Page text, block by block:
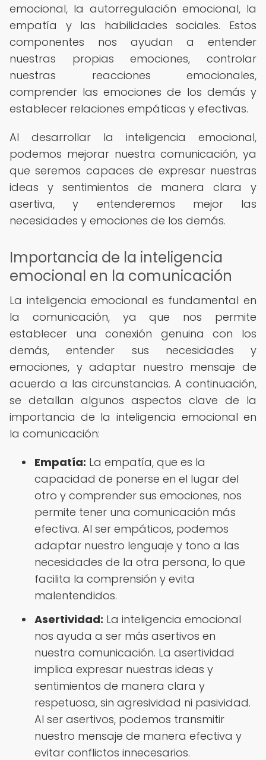
emocional, la autorregulación emocional, la
empatía y las habilidades sociales. Estos
componentes nos ayudan a entender
nuestras propias emociones, controlar
nuestras reacciones emocionales,
comprender las emociones de los demás y
establecer relaciones empáticas y efectivas.
Al desarrollar la inteligencia emocional,
podemos mejorar nuestra comunicación, ya
que seremos capaces de expresar nuestras
ideas y sentimientos de manera clara y
asertiva, y entenderemos mejor las
necesidades y emociones de los demás.
Importancia de la inteligencia
emocional en la comunicación
La inteligencia emocional es fundamental en
la comunicación, ya que nos permite
establecer una conexión genuina con los
demás, entender sus necesidades y
emociones, y adaptar nuestro mensaje de
acuerdo a las circunstancias. A continuación,
se detallan algunos aspectos clave de la
importancia de la inteligencia emocional en
la comunicación:
Empatía: La empatía, que es la
capacidad de ponerse en el lugar del
otro y comprender sus emociones, nos
permite tener una comunicación más
efectiva. Al ser empáticos, podemos
adaptar nuestro lenguaje y tono a las
necesidades de la otra persona, lo que
facilita la comprensión y evita
malentendidos.
Asertividad: La inteligencia emocional
nos ayuda a ser más asertivos en
nuestra comunicación. La asertividad
implica expresar nuestras ideas y
sentimientos de manera clara y
respetuosa, sin agresividad ni pasividad.
Al ser asertivos, podemos transmitir
nuestro mensaje de manera efectiva y
evitar conflictos innecesarios.